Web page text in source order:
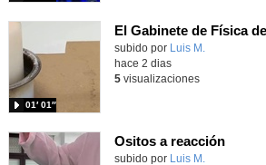
Contenido educativo.
subido por Luis M.
01′ 01″
hace 2 dias
5visualizaciones
Ositos a reacción
Contenido educativo.
subido por Luis M.